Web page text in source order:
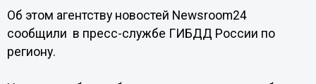
Об этом агентству новостей Newsroom24
сообщили в пресс-службе ГИБДД России по
региону.